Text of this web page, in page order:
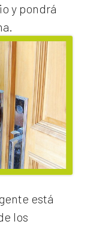
y pondrá
está
los